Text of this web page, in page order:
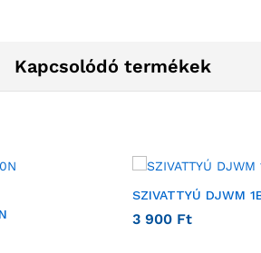
Kapcsolódó termékek
SZIVATTYÚ DJWM
3 900 Ft